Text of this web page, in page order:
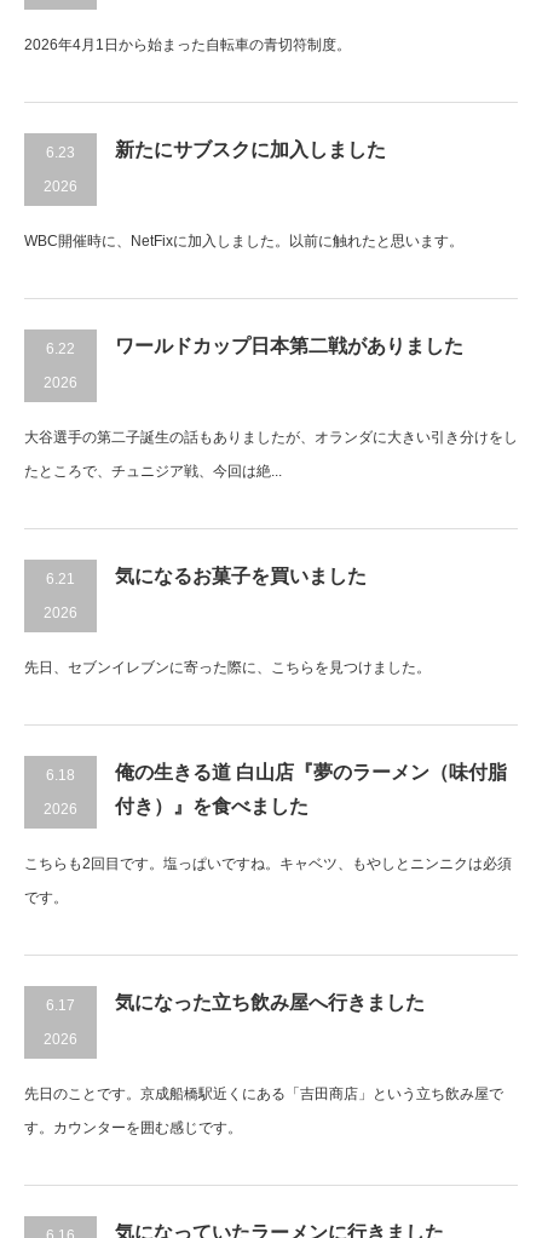
2026年4月1日から始まった自転車の青切符制度。
6.23
2026
新たにサブスクに加入しました
WBC開催時に、NetFixに加入しました。以前に触れたと思います。
6.22
2026
ワールドカップ日本第二戦がありました
大谷選手の第二子誕生の話もありましたが、オランダに大きい引き分けをし
たところで、チュニジア戦、今回は絶...
6.21
2026
気になるお菓子を買いました
先日、セブンイレブンに寄った際に、こちらを見つけました。
6.18
2026
俺の生きる道 白山店『夢のラーメン（味付脂
付き）』を食べました
こちらも2回目です。塩っぱいですね。キャベツ、もやしとニンニクは必須
です。
6.17
2026
気になった立ち飲み屋へ行きました
先日のことです。京成船橋駅近くにある「吉田商店」という立ち飲み屋で
す。カウンターを囲む感じです。
気になっていたラーメンに行きました